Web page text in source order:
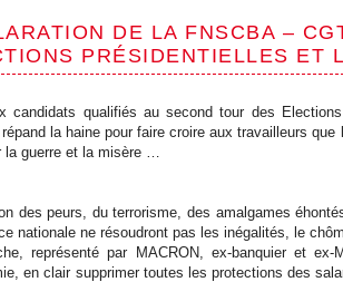
DE LA FNSCBA –
PRÉSIDENTIELLES ET
candidats qualifiés au second tour des
répand la haine pour faire croire aux travailleurs
la guerre et la misère …
des peurs, du terrorisme, des amalgames
nationale ne résoudront pas les inégalités, le
représenté par MACRON, ex-banquier et
en clair supprimer toutes les protections des